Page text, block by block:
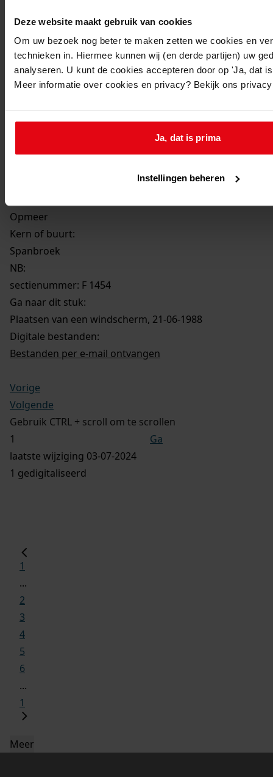
Deze website maakt gebruik van cookies
Om uw bezoek nog beter te maken zetten we cookies en
technieken in. Hiermee kunnen wij (en derde partijen) uw
analyseren. U kunt de cookies accepteren door op 'Ja, dat
Meer informatie over cookies en privacy? Bekijk ons
Ja, dat is prima
Instellingen beheren
Plaatsen van een windscherm
Datum vergunning:
21-06-1988
Adres:
Spanbroek, Spanbroekerweg 6
Opmeer
Kern of buurt:
Spanbroek
NB:
sectienummer: F 1454
Ga naar dit stuk:
Plaatsen van een windscherm, 21-06-1988
Digitale bestanden:
Bestanden per e-mail ontvangen
Vorige
Volgende
Gebruik CTRL + scroll om te scrollen
Ga
laatste wijziging 03-07-2024
1 gedigitaliseerd
1
...
2
3
4
5
6
...
1
Meer